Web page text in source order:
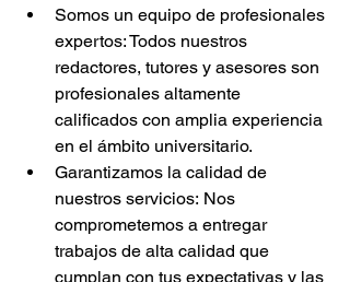
Somos un equipo de profesionales
expertos: Todos nuestros
redactores, tutores y asesores son
profesionales altamente
calificados con amplia experiencia
en el ámbito universitario.
Garantizamos la calidad de
nuestros servicios: Nos
comprometemos a entregar
trabajos de alta calidad que
cumplan con tus expectativas y las